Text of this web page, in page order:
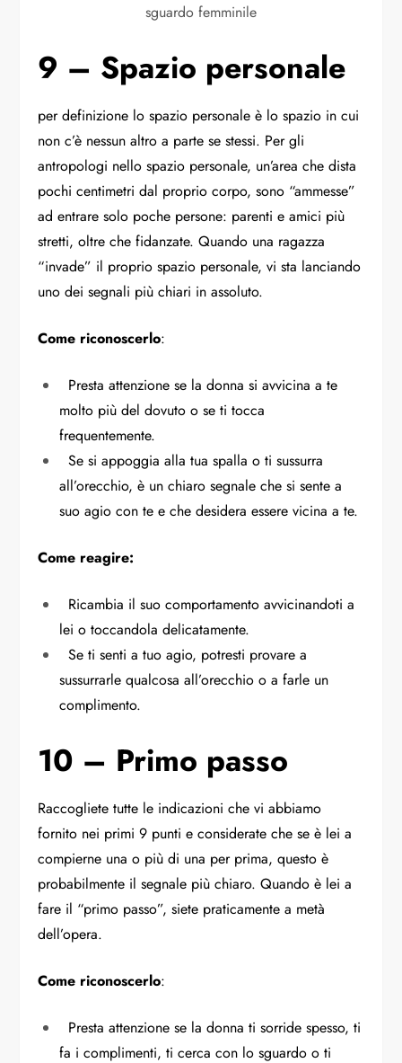
sguardo femminile
9 – Spazio personale
per definizione lo spazio personale è lo spazio in cui
non c’è nessun altro a parte se stessi. Per gli
antropologi nello spazio personale, un’area che dista
pochi centimetri dal proprio corpo, sono “ammesse”
ad entrare solo poche persone: parenti e amici più
stretti, oltre che fidanzate. Quando una ragazza
“invade” il proprio spazio personale, vi sta lanciando
uno dei segnali più chiari in assoluto.
Come riconoscerlo:
Presta attenzione se la donna si avvicina a te
molto più del dovuto o se ti tocca
frequentemente.
Se si appoggia alla tua spalla o ti sussurra
all’orecchio, è un chiaro segnale che si sente a
suo agio con te e che desidera essere vicina a te.
Come reagire:
Ricambia il suo comportamento avvicinandoti a
lei o toccandola delicatamente.
Se ti senti a tuo agio, potresti provare a
sussurrarle qualcosa all’orecchio o a farle un
complimento.
10 – Primo passo
Raccogliete tutte le indicazioni che vi abbiamo
fornito nei primi 9 punti e considerate che se è lei a
compierne una o più di una per prima, questo è
probabilmente il segnale più chiaro. Quando è lei a
fare il “primo passo”, siete praticamente a metà
dell’opera.
Come riconoscerlo:
Presta attenzione se la donna ti sorride spesso, ti
fa i complimenti, ti cerca con lo sguardo o ti